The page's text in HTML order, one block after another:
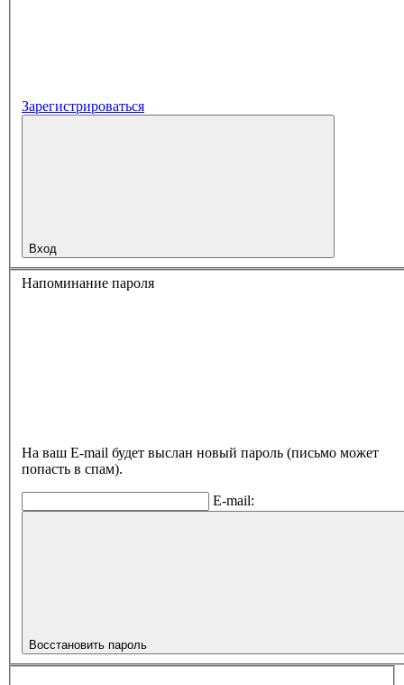
Зарегистрироваться
Вход
Напоминание пароля
На ваш E-mail будет выслан новый пароль (письмо может
попасть в спам).
E-mail:
Восстановить пароль